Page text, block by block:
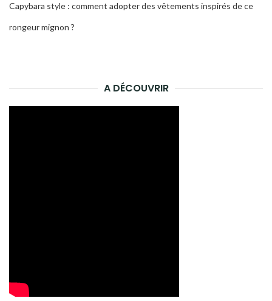
Capybara style : comment adopter des vêtements inspirés de ce
rongeur mignon ?
A DÉCOUVRIR